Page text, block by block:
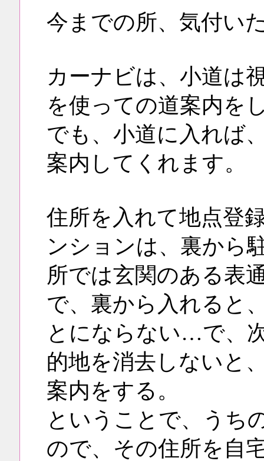
今までの所、気付い
カーナビは、小道は
を使っての道案内を
でも、小道に入れば
案内してくれます。
住所を入れて地点登
ンションは、裏から
所では玄関のある表
で、裏から入れると
とにならない…で、
的地を消去しないと
案内をする。
ということで、うち
ので、その住所を自